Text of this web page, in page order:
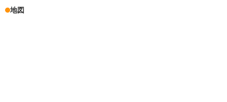
地図